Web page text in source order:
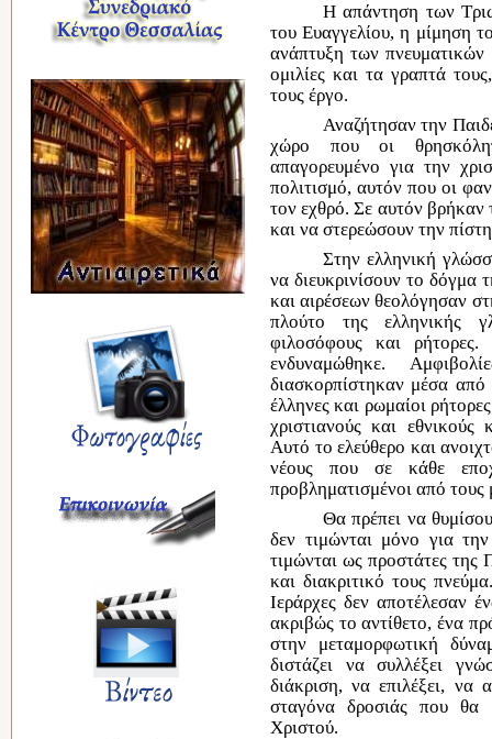
Η απάντηση των
του Ευαγγελίου,η μίμηση
ανάπτυξη των
ομιλίεςκαι τα γραπτά
τους έργο.
Αναζήτησαντην
χώρο που οι
απαγορευμένο για την
πολιτισμό, αυτόν που οι
τονεχθρό. Σε αυτόν βρήκαν
και να στερεώσουν την
Στην ελληνική
να διευκρινίσουν το δόγμα
και αιρέσεων θεολόγησαν
πλούτο τηςελληνικής
φιλοσόφους και ρήτορες.
ενδυναμώθηκε.
διασκορπίστηκαν μέσα από
έλληνεςκαι ρωμαίοι
χριστιανούς και εθνικούς
Αυτό το ελεύθερο και
νέους που σε κάθε
προβληματισμένοι από τους
Θα πρέπει να
δεν τιμώνται μόνο για
τιμώνται ως προστάτες της
και διακριτικό τους
Ιεράρχες δεν αποτέλεσαν
ακριβώς τοαντίθετο,ένα
στην μεταμορφωτική
διστάζει να συλλέξει
διάκριση, ναεπιλέξει, να
σταγόνα δροσιάς που
Χριστού.